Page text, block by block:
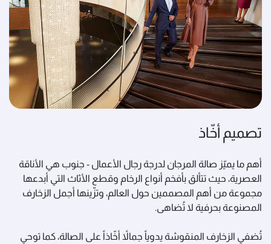
تصميم أخّاذ
أهم ما يميّز صالة المرجان لدرجة رجال الأعمال - جنوب هي الأناقة
العصرية، حيث تتألق بأفخم أنواع الرخام وقطع الأثاث التي أبدعها
مجموعة من أهم المصممين حول العالم، وتزّينها أجمل الزخارف
المصنوعة بحرفية لا تُضاهى.
تُضفي الزخارف المنقوشة يدوياً جمالاً أخّاذاً على الصالة، كما توحي